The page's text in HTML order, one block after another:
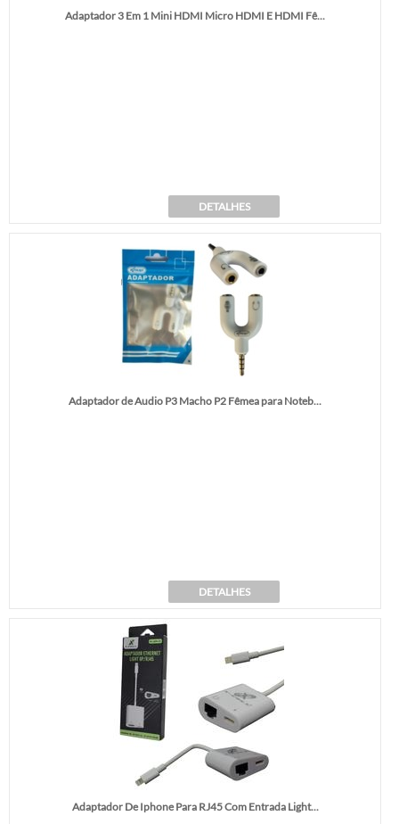
Adaptador 3 Em 1 Mini HDMI Micro HDMI E HDMI Fê...
DETALHES
Adaptador de Audio P3 Macho P2 Fêmea para Noteb...
DETALHES
Adaptador De Iphone Para RJ45 Com Entrada Light...